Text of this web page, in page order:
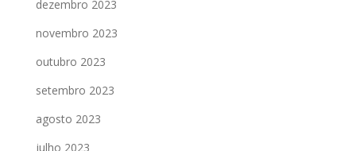
dezembro 2023
novembro 2023
outubro 2023
setembro 2023
agosto 2023
julho 2023